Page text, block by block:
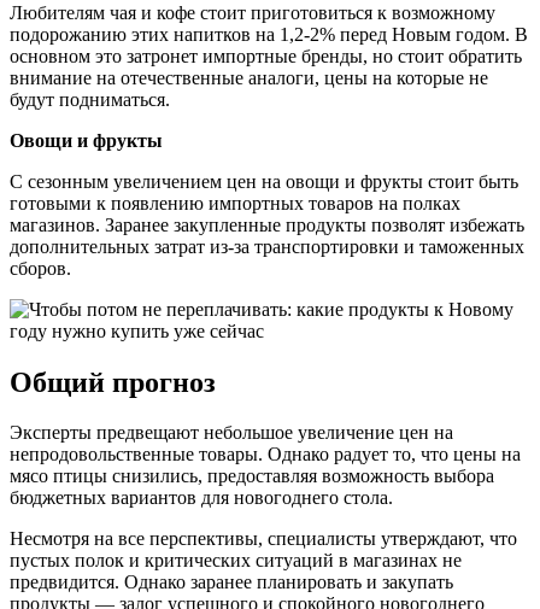
Любителям чая и кофе стоит приготовиться к возможному
подорожанию этих напитков на 1,2-2% перед Новым годом. В
основном это затронет импортные бренды, но стоит обратить
внимание на отечественные аналоги, цены на которые не
будут подниматься.
Овощи и фрукты
С сезонным увеличением цен на овощи и фрукты стоит быть
готовыми к появлению импортных товаров на полках
магазинов. Заранее закупленные продукты позволят избежать
дополнительных затрат из-за транспортировки и таможенных
сборов.
Общий прогноз
Эксперты предвещают небольшое увеличение цен на
непродовольственные товары. Однако радует то, что цены на
мясо птицы снизились, предоставляя возможность выбора
бюджетных вариантов для новогоднего стола.
Несмотря на все перспективы, специалисты утверждают, что
пустых полок и критических ситуаций в магазинах не
предвидится. Однако заранее планировать и закупать
продукты — залог успешного и спокойного новогоднего